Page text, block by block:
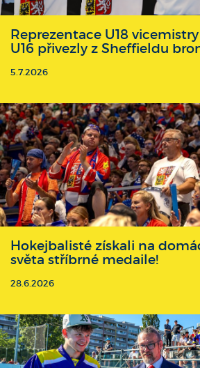
Reprezentace U18
U16 přivezly z Sheffieldu
5.7.2026
Hokejbalisté získali na
světa stříbrné medaile!
28.6.2026